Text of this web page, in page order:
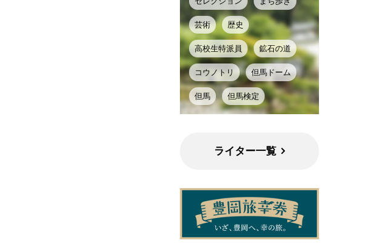
芸術 歴史
高校生特派員 鉱石の道
コウノトリ 但馬ドーム
但馬 但馬検定
ライター一覧